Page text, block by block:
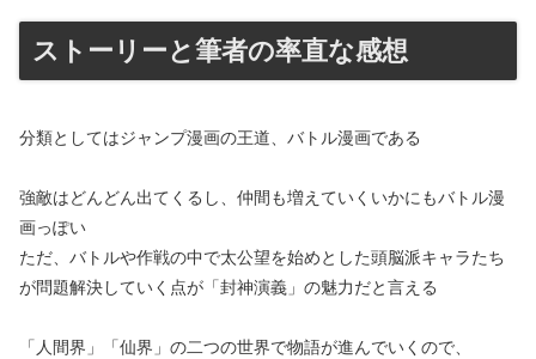
ストーリーと筆者の率直な感想
分類としてはジャンプ漫画の王道、バトル漫画である
強敵はどんどん出てくるし、仲間も増えていくいかにもバトル漫
画っぽい
ただ、バトルや作戦の中で太公望を始めとした頭脳派キャラたち
が問題解決していく点が「封神演義」の魅力だと言える
「人間界」「仙界」の二つの世界で物語が進んでいくので、